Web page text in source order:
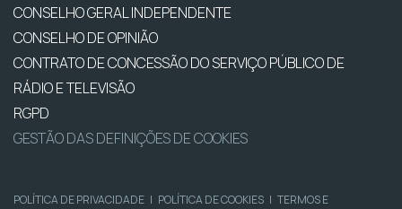
CONSELHO GERAL INDEPENDENTE
CONSELHO DE OPINIÃO
CONTRATO DE CONCESSÃO DO SERVIÇO PÚBLICO DE
RÁDIO E TELEVISÃO
RGPD
GESTÃO DAS DEFINIÇÕES DE COOKIES
POLÍTICA DE PRIVACIDADE | POLÍTICA DE COOKIES | TERMOS E